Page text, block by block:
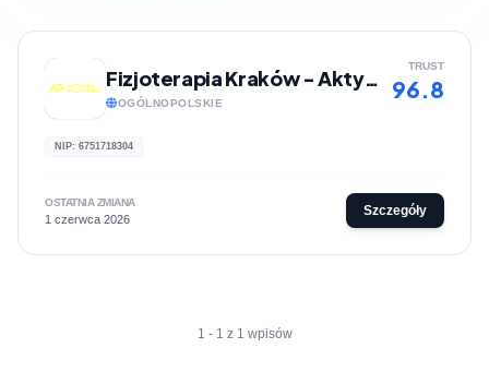
Fizjoterapia Kraków - Aktywna Przestrzeń
OGÓLNOPOLSKIE
TRUST
96.8
NIP: 6751718304
OSTATNIA ZMIANA
1 czerwca 2026
Szczegóły
1 - 1 z 1 wpisów